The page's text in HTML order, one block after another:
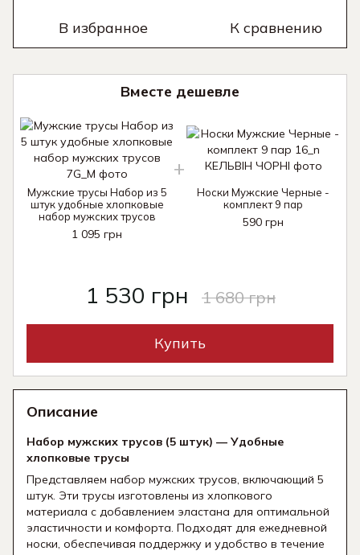
В избранное К сравнению
Вместе дешевле
Мужские трусы Набор из 5
штук удобные хлопковые
набор мужских трусов
1 095 грн
Носки Мужские Черные -
комплект 9 пар
590 грн
1 530 грн 1 680 грн
Купить
Описание
Набор мужских трусов (5 штук) — Удобные
хлопковые трусы
Представляем набор мужских трусов, включающий 5
штук. Эти трусы изготовлены из хлопкового
материала с добавлением эластана для оптимальной
эластичности и комфорта. Подходят для ежедневной
носки, обеспечивая поддержку и удобство в течение